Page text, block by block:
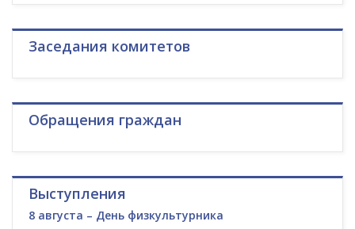
Заседания комитетов
Обращения граждан
Выступления
8 августа – День физкультурника